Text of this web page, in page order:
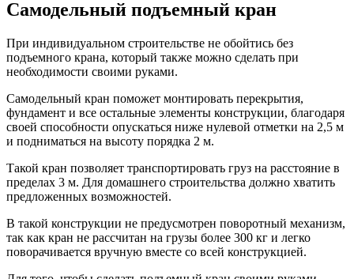
Самодельный подъемный кран
При индивидуальном строительстве не обойтись без
подъемного крана, который также можно сделать при
необходимости своими руками.
Самодельный кран поможет монтировать перекрытия,
фундамент и все остальные элементы конструкции, благодаря
своей способности опускаться ниже нулевой отметки на 2,5 м
и подниматься на высоту порядка 2 м.
Такой кран позволяет транспортировать груз на расстояние в
пределах 3 м. Для домашнего строительства должно хватить
предложенных возможностей.
В такой конструкции не предусмотрен поворотный механизм,
так как кран не рассчитан на грузы более 300 кг и легко
поворачивается вручную вместе со всей конструкцией.